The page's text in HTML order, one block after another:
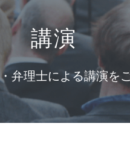
of Biobank Japan
講演
弁理士による講演を